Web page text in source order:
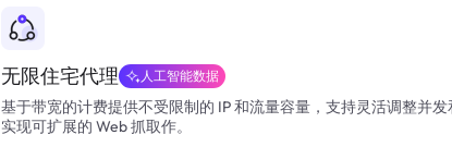
无限住宅代理 人工智能数据
基于带宽的计费提供不受限制的 IP 和流量容量，支持灵活调整并
实现可扩展的 Web 抓取作。